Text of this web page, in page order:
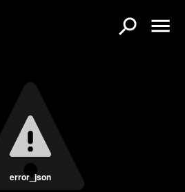
error_json